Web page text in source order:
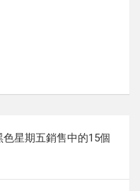
星期五銷售中的15個